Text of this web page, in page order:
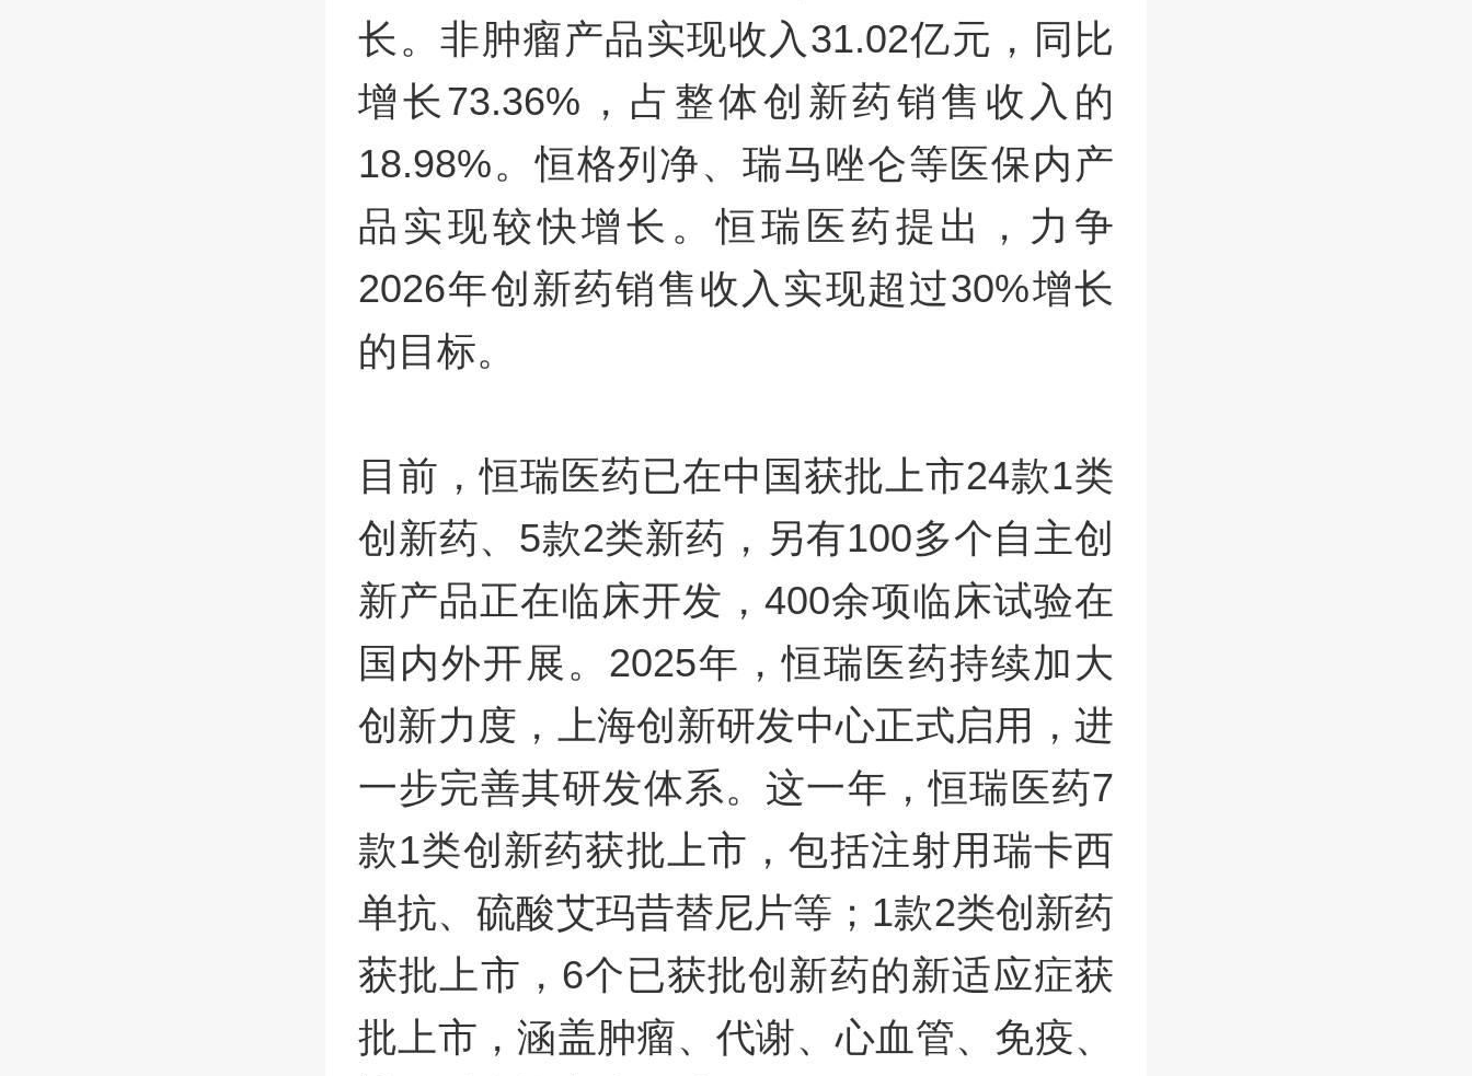
长。非肿瘤产品实现收入31.02亿元，同比
增长73.36%，占整体创新药销售收入的
18.98%。恒格列净、瑞马唑仑等医保内产
品实现较快增长。恒瑞医药提出，力争
2026年创新药销售收入实现超过30%增长
的目标。
目前，恒瑞医药已在中国获批上市24款1类
创新药、5款2类新药，另有100多个自主创
新产品正在临床开发，400余项临床试验在
国内外开展。2025年，恒瑞医药持续加大
创新力度，上海创新研发中心正式启用，进
一步完善其研发体系。这一年，恒瑞医药7
款1类创新药获批上市，包括注射用瑞卡西
单抗、硫酸艾玛昔替尼片等；1款2类创新药
获批上市，6个已获批创新药的新适应症获
批上市，涵盖肿瘤、代谢、心血管、免疫、